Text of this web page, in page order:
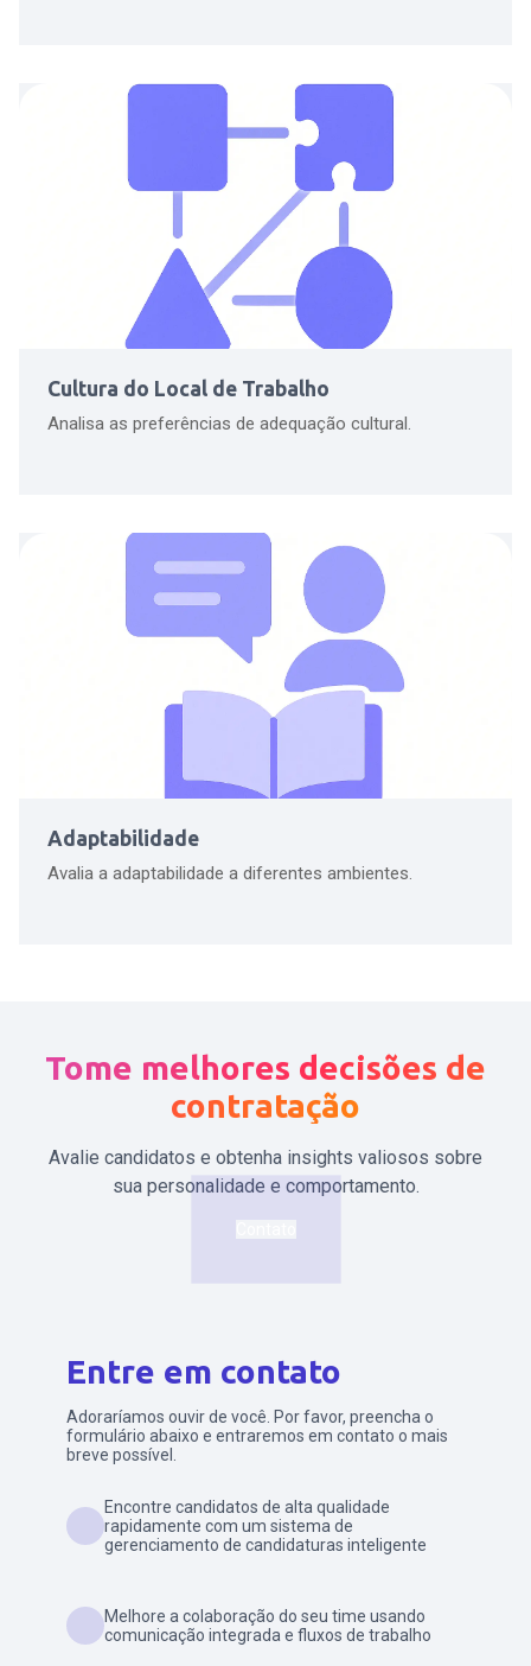
Cultura do Local de Trabalho
Analisa as preferências de adequação cultural.
Adaptabilidade
Avalia a adaptabilidade a diferentes ambientes.
Tome melhores decisões de
contratação
Avalie candidatos e obtenha insights valiosos sobre
sua personalidade e comportamento.
Entre em contato
Adoraríamos ouvir de você. Por favor, preencha o
formulário abaixo e entraremos em contato o mais
breve possível.
Encontre candidatos de alta qualidade
rapidamente com um sistema de
gerenciamento de candidaturas inteligente
Melhore a colaboração do seu time usando
comunicação integrada e fluxos de trabalho